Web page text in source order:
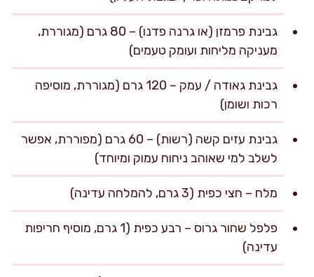
גבינת פרמזן (או גרנה פדנו) – 80 גרם (מגוררת,
מעניקה מליחות ועומק טעמים)
גבינת גאודה / עמק – 120 גרם (מגוררת, מוסיפה
רכות ושומן)
גבינת עזים קשה (רשות) – 60 גרם (מפוררת, אפשר
לשלב למי שאוהב ניחוח עמוק ומיוחד)
מלח – חצי כפית (3 גרם, להמלחה עדינה)
פלפל שחור גרוס – רבע כפית (1 גרם, מוסיף חריפות
עדינה)